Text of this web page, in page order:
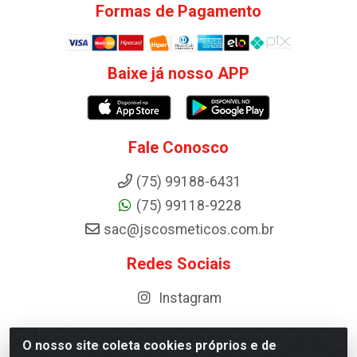
O nosso site coleta cookies próprios e de
Formas de Pagamento
Baixe já nosso APP
Fale Conosco
(75) 99188-6431
(75) 99118-9228
sac@jscosmeticos.com.br
Redes Sociais
Instagram